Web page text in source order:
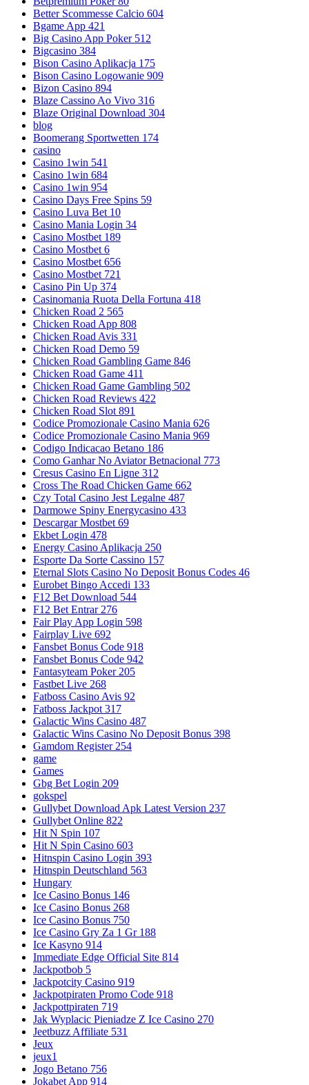
Better Scommesse Calcio 604
Bgame App 421
Big Casino App Poker 512
Bigcasino 384
Bison Casino Aplikacja 175
Bison Casino Logowanie 909
Bizon Casino 894
Blaze Cassino Ao Vivo 316
Blaze Original Download 304
blog
Boomerang Sportwetten 174
casino
Casino 1win 541
Casino 1win 684
Casino 1win 954
Casino Days Free Spins 59
Casino Luva Bet 10
Casino Mania Login 34
Casino Mostbet 189
Casino Mostbet 6
Casino Mostbet 656
Casino Mostbet 721
Casino Pin Up 374
Casinomania Ruota Della Fortuna 418
Chicken Road 2 565
Chicken Road App 808
Chicken Road Avis 331
Chicken Road Demo 59
Chicken Road Gambling Game 846
Chicken Road Game 411
Chicken Road Game Gambling 502
Chicken Road Reviews 422
Chicken Road Slot 891
Codice Promozionale Casino Mania 626
Codice Promozionale Casino Mania 969
Codigo Indicacao Betano 186
Como Ganhar No Aviator Betnacional 773
Cresus Casino En Ligne 312
Cross The Road Chicken Game 662
Czy Total Casino Jest Legalne 487
Darmowe Spiny Energycasino 433
Descargar Mostbet 69
Ekbet Login 478
Energy Casino Aplikacja 250
Esporte Da Sorte Cassino 157
Eternal Slots Casino No Deposit Bonus Codes 46
Eurobet Bingo Accedi 133
F12 Bet Download 544
F12 Bet Entrar 276
Fair Play App Login 598
Fairplay Live 692
Fansbet Bonus Code 918
Fansbet Bonus Code 942
Fantasyteam Poker 205
Fastbet Live 268
Fatboss Casino Avis 92
Fatboss Jackpot 317
Galactic Wins Casino 487
Galactic Wins Casino No Deposit Bonus 398
Gamdom Register 254
game
Games
Gbg Bet Login 209
gokspel
Gullybet Download Apk Latest Version 237
Gullybet Online 822
Hit N Spin 107
Hit N Spin Casino 603
Hitnspin Casino Login 393
Hitnspin Deutschland 563
Hungary
Ice Casino Bonus 146
Ice Casino Bonus 268
Ice Casino Bonus 750
Ice Casino Gry Za 1 Gr 188
Ice Kasyno 914
Immediate Edge Official Site 814
Jackpotbob 5
Jackpotcity Casino 919
Jackpotpiraten Promo Code 918
Jackpottpiraten 719
Jak Wyplacic Pieniadze Z Ice Casino 270
Jeetbuzz Affiliate 531
Jeux
jeux1
Jogo Betano 756
Jokabet App 914